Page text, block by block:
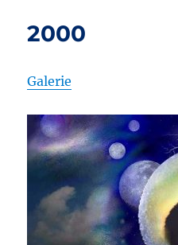
2000
Galerie